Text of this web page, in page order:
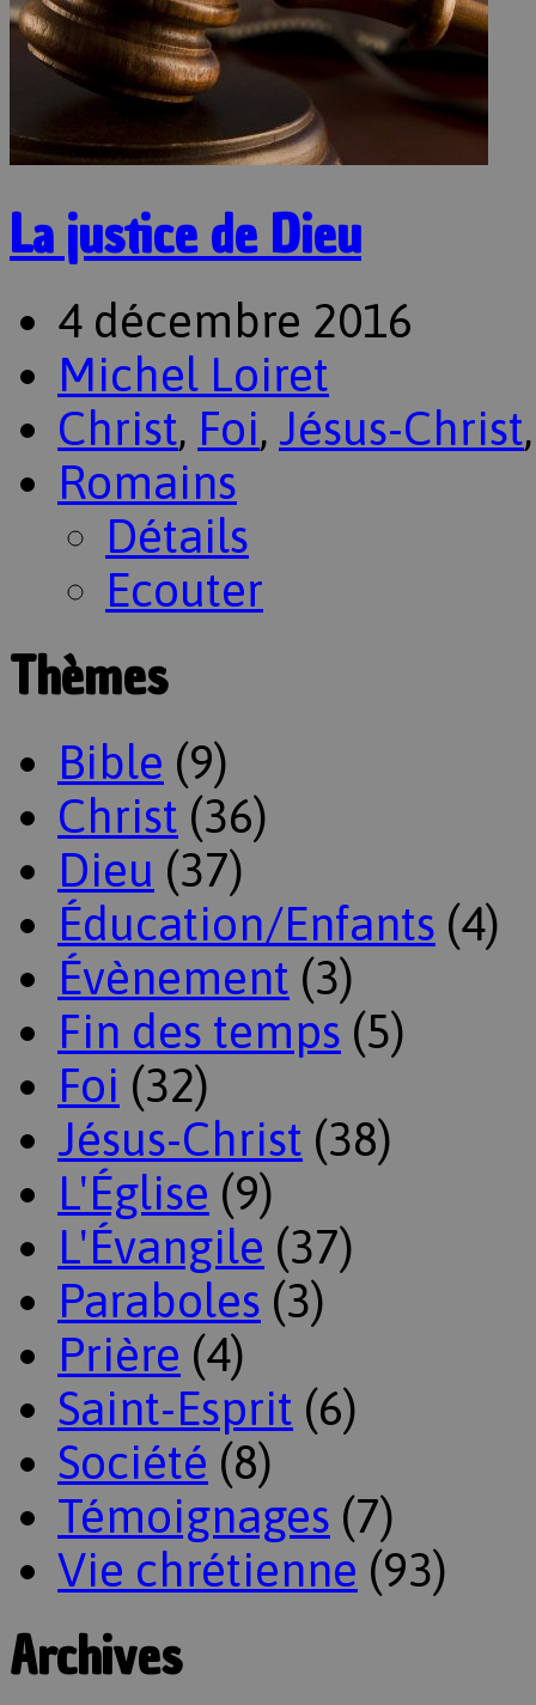
La justice de Dieu
4 décembre 2016
Michel Loiret
Christ, Foi, Jésus-Christ
Romains
Détails
Ecouter
Thèmes
Bible (9)
Christ (36)
Dieu (37)
Éducation/Enfants (4)
Évènement (3)
Fin des temps (5)
Foi (32)
Jésus-Christ (38)
L'Église (9)
L'Évangile (37)
Paraboles (3)
Prière (4)
Saint-Esprit (6)
Société (8)
Témoignages (7)
Vie chrétienne (93)
Archives